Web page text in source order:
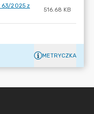
63/2025 z
516.68 KB
METRYCZKA